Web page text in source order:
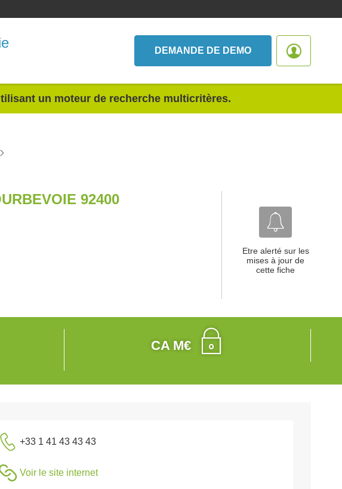
DEMANDE DE DEMO
un moteur de recherche multicritères.
92400
Etre alerté sur les
mises à jour de
cette fiche
CA M€
+33 1 41 43 43 43
Voir le site internet